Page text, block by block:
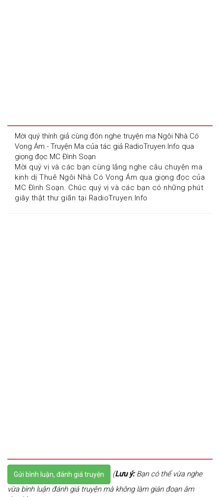
Mời quý thính giả cùng đón nghe truyện ma Ngôi Nhà Có
Vong Ám - Truyện Ma của tác giả RadioTruyen.Info qua
giọng đọc MC Đình Soạn
Mời quý vị và các bạn cùng lắng nghe câu chuyện ma
kinh dị Thuê Ngôi Nhà Có Vong Ám qua giọng đọc của
MC Đình Soạn. Chúc quý vị và các bạn có những phút
giây thật thư giãn tại RadioTruyen.Info
Gửi bình luận, đánh giá truyện (Lưu ý:Bạn có thể vừa nghe
vừa bình luận đánh giá truyện mà không làm gián đoạn âm